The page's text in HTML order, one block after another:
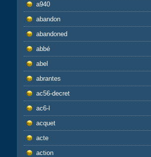
a940
abandon
abandoned
abbé
abel
abrantes
ac56-decret
ac6-l
acquet
acte
action